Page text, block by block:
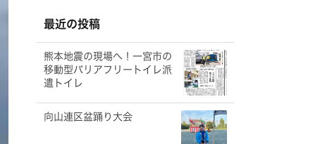
ブ
最近の投稿
熊本地震の現場へ！一宮市の
移動型バリアフリートイレ派
遣トイレ
向山連区盆踊り大会